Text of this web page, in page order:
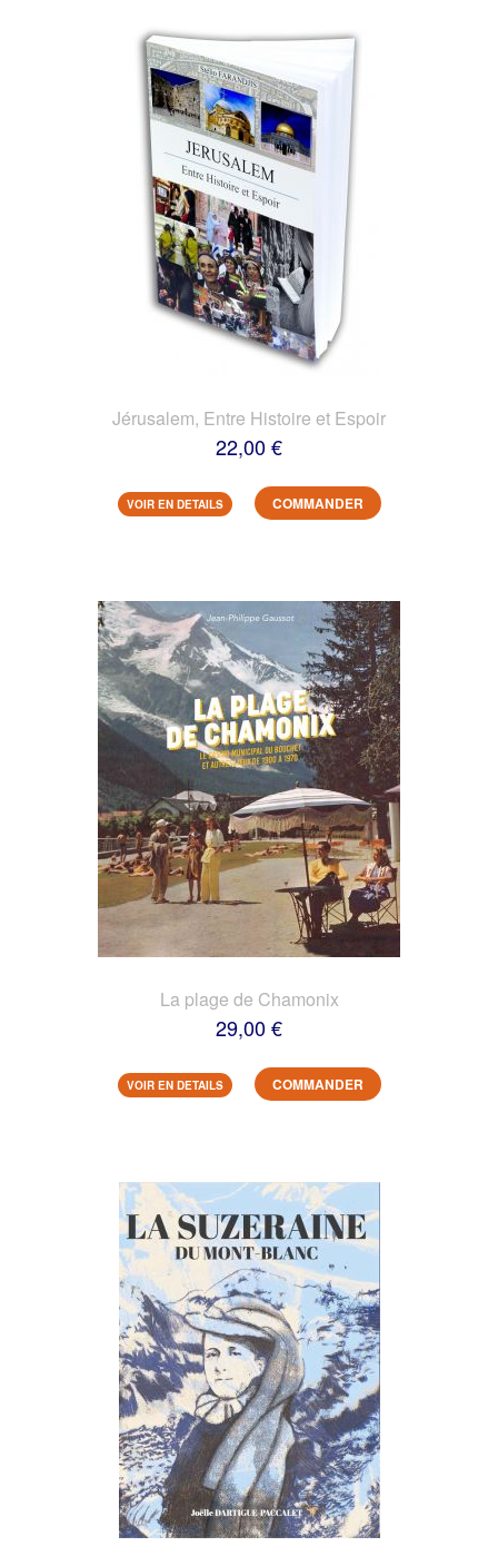
Jérusalem, Entre Histoire et Espoir
22,00 €
VOIR EN DETAILS COMMANDER
La plage de Chamonix
29,00 €
VOIR EN DETAILS COMMANDER